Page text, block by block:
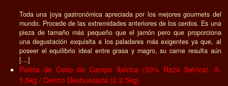
Toda una joya gastronómica apreciada por los mejores gourmets del
mundo. Procede de las extremidades anteriores de los cerdos. Es una
pieza de tamaño más pequeño que el jamón pero que proporciona
una degustación exquisita a los paladares más exigentes ya que, al
poseer el equilibrio ideal entre grasa y magro, su carne resulta aún
[…]
Paleta de Cebo de Campo Ibérica (50% Raza Ibérica), 5-
5.5kg / Centro Deshuesada (2-2.5kg)